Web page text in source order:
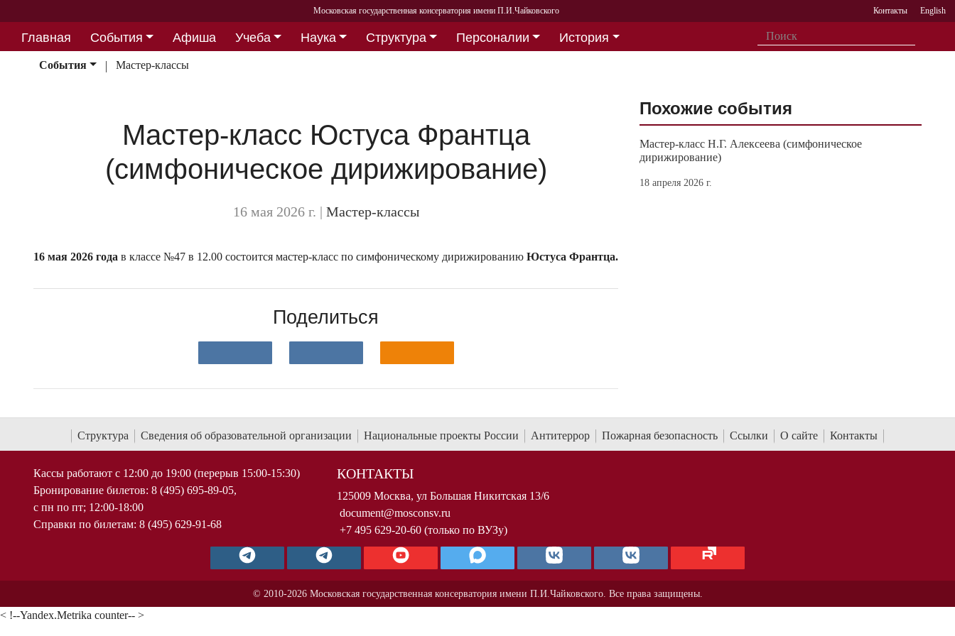
Московская государственная консерватория имени П.И.Чайковского Контакты English
Главная События Афиша Учеба Наука Структура Персоналии
История
Партнерство
События Мастер-классы
Мастер-класс Юстуса Франтца
(симфоническое дирижирование)
16 мая 2026 г. | Мастер-классы
16 мая 2026 года в классе №47 в 12.00 состоится мастер-класс по симфоническому дирижированию Юстуса Франтца.
Поделиться
Похожие события
Мастер-класс Н.Г. Алексеева (симфоническое
дирижирование)
18 апреля 2026 г.
Структура Сведения об образовательной организации Национальные проекты России Антитеррор Пожарная безопасность Ссылки О сайте Контакты
Кассы работают с 12:00 до 19:00 (перерыв 15:00-15:30)
Бронирование билетов: 8 (495) 695-89-05,
с пн по пт; 12:00-18:00
Справки по билетам: 8 (495) 629-91-68
КОНТАКТЫ
125009 Москва, ул Большая Никитская 13/6
document@mosconsv.ru
+7 495 629-20-60 (только по ВУЗу)
© 2010-2026 Московская государственная консерватория имени П.И.Чайковского. Все права защищены.
< !--Yandex.Metrika counter-- >